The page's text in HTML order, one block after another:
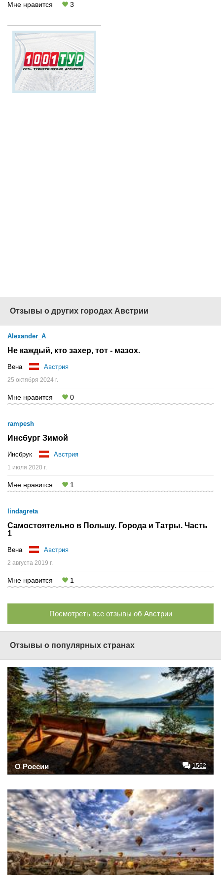
Мне нравится 3
Отзывы о других городах Австрии
Alexander_A
Не каждый, кто захер, тот - мазох.
Вена Австрия
25 октября 2024 г.
Мне нравится 0
rampesh
Инсбург Зимой
Инсбрук Австрия
1 июля 2020 г.
Мне нравится 1
lindagreta
Самостоятельно в Польшу. Города и Татры. Часть
1
Вена Австрия
2 августа 2019 г.
Мне нравится 1
Посмотреть все отзывы об Австрии
Отзывы о популярных странах
О России 1562